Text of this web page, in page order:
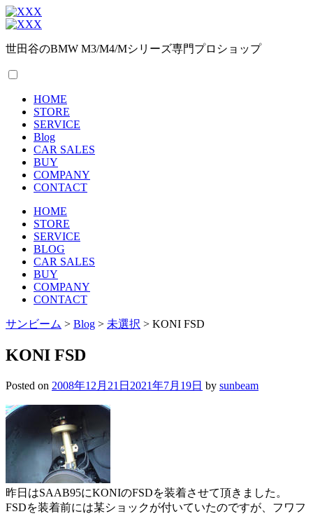
世田谷のBMW M3/M4/Mシリーズ専門プロショップ
HOME
STORE
SERVICE
Blog
CAR SALES
BUY
COMPANY
CONTACT
HOME
STORE
SERVICE
BLOG
CAR SALES
BUY
COMPANY
CONTACT
サンビーム > Blog > 未選択 > KONI FSD
KONI FSD
Posted on 2008年12月21日 2021年7月19日 by sunbeam
昨日はSAAB95にKONIのFSDを装着させて頂きました。
FSDを装着前には某ショックが付いていたのですが、フワフ